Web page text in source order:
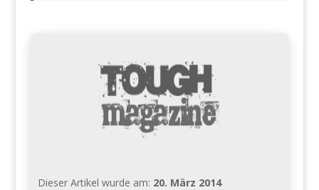
Dieser Artikel wurde am: 20. März 2014